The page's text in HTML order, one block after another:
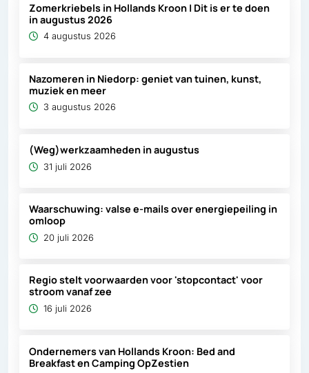
Zomerkriebels in Hollands Kroon | Dit is er te doen
in augustus 2026
4 augustus 2026
Nazomeren in Niedorp: geniet van tuinen, kunst,
muziek en meer
3 augustus 2026
(Weg)werkzaamheden in augustus
31 juli 2026
Waarschuwing: valse e-mails over energiepeiling in
omloop
20 juli 2026
Regio stelt voorwaarden voor 'stopcontact' voor
stroom vanaf zee
16 juli 2026
Ondernemers van Hollands Kroon: Bed and
Breakfast en Camping OpZestien